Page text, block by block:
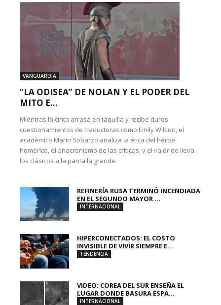
VANGUARDIA
“LA ODISEA” DE NOLAN Y EL PODER DEL
MITO E...
Mientras la cinta arrasa en taquilla y recibe duros
cuestionamientos de traductoras como Emily Wilson, el
académico Mario Sobarzo analiza la ética del héroe
homérico, el anacronismo de las críticas, y el valor de lleva
los clásicos a la pantalla grande.
REFINERÍA RUSA TERMINÓ INCENDIADA
EN EL SEGUNDO MAYOR ...
INTERNACIONAL
HIPERCONECTADOS: EL COSTO
INVISIBLE DE VIVIR SIEMPRE E...
TENDENCIA
VIDEO: COREA DEL SUR ENSEÑA EL
LUGAR DONDE BASURA ESPA...
INTERNACIONAL